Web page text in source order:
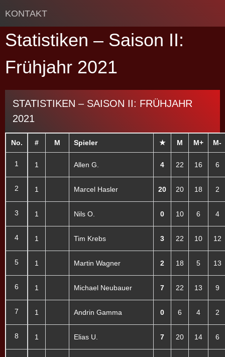
KONTAKT
Statistiken – Saison II:
Frühjahr 2021
STATISTIKEN – SAISON II: FRÜHJAHR
2021
No.
1
2
3
4
5
6
7
8
# M Spieler ★ M M+ M-
1 Allen G. 4 22 16 6
1 Marcel Hasler 20 20 18 2
1 Nils O. 0 10 6 4
1 Tim Krebs 3 22 10 12
1 Martin Wagner 2 18 5 13
1 Michael Neubauer 7 22 13 9
1 Andrin Gamma 0 6 4 2
1 Elias U. 7 20 14 6